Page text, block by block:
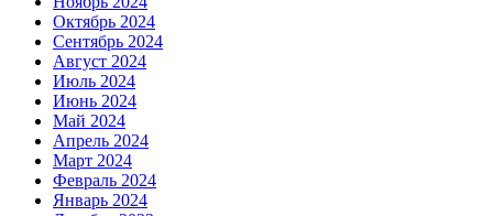
Октябрь 2024
Сентябрь 2024
Август 2024
Июль 2024
Июнь 2024
Май 2024
Апрель 2024
Март 2024
Февраль 2024
Январь 2024